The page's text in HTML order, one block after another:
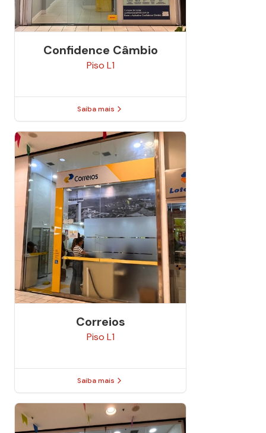
Confidence Câmbio
Piso L1
Saiba mais
Correios
Piso L1
Saiba mais